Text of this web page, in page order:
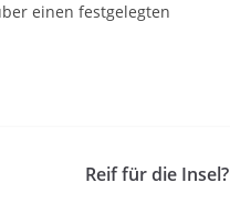
einen festgelegten
Reif für die Insel?